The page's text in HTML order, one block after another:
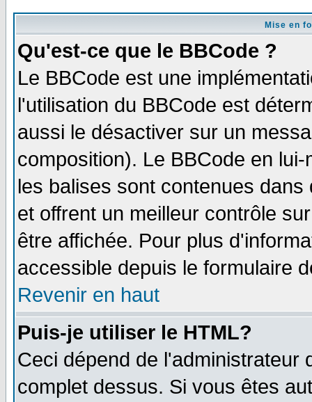
Mise en
Qu'est-ce que le BBCode ?
Le BBCode est une
l'utilisation du BBCode est
aussi le désactiver sur un
composition). Le BBCode en
les balises sont contenues
et offrent un meilleur contrôle
être affichée. Pour plus
accessible depuis le formulaire
Revenir en haut
Puis-je utiliser le HTML?
Ceci dépend de l'administrateur
complet dessus. Si vous êtes